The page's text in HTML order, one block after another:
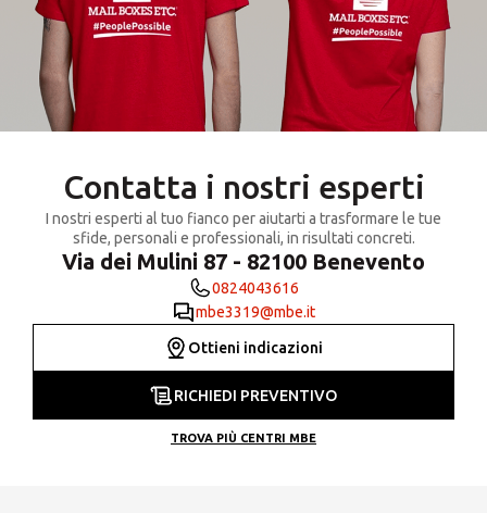
Contatta i nostri esperti
I nostri esperti al tuo fianco per aiutarti a trasformare le tue
sfide, personali e professionali, in risultati concreti.
Via dei Mulini 87 - 82100 Benevento
0824043616
mbe3319@mbe.it
Ottieni indicazioni
RICHIEDI PREVENTIVO
TROVA PIÙ CENTRI MBE